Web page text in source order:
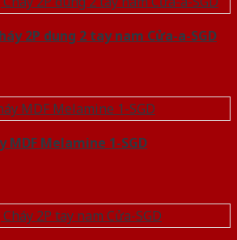
2P dung 2 tay nam Cửa-a-SGD
MDF Melamine 1-SGD